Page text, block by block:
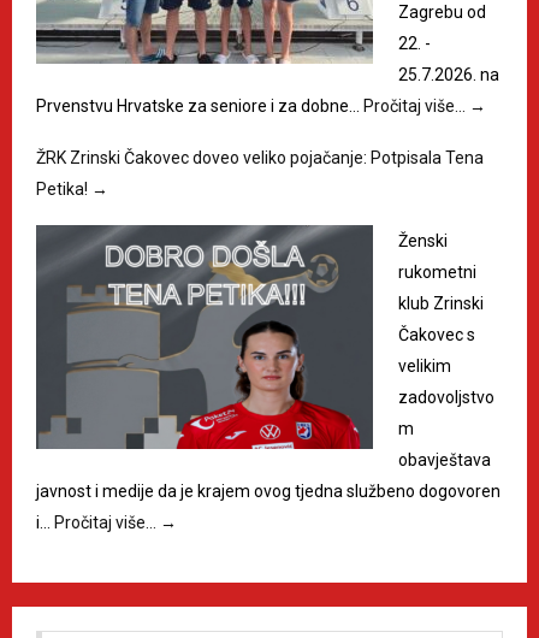
Zagrebu od
22. -
25.7.2026. na
Prvenstvu Hrvatske za seniore i za dobne…
Pročitaj više… →
ŽRK Zrinski Čakovec doveo veliko pojačanje: Potpisala Tena
Petika! →
Ženski
rukometni
klub Zrinski
Čakovec s
velikim
zadovoljstvo
m
obavještava
javnost i medije da je krajem ovog tjedna službeno dogovoren
i…
Pročitaj više… →